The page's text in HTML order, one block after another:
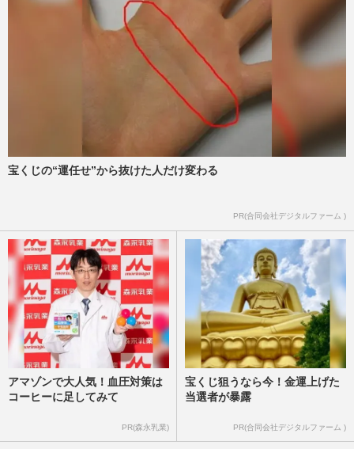
宝くじの“運任せ”から抜けた人だけ変わる
PR(合同会社デジタルファーム )
アマゾンで大人気！血圧対策は
コーヒーに足してみて
PR(森永乳業)
宝くじ狙うなら今！金運上げた
当選者が暴露
PR(合同会社デジタルファーム )